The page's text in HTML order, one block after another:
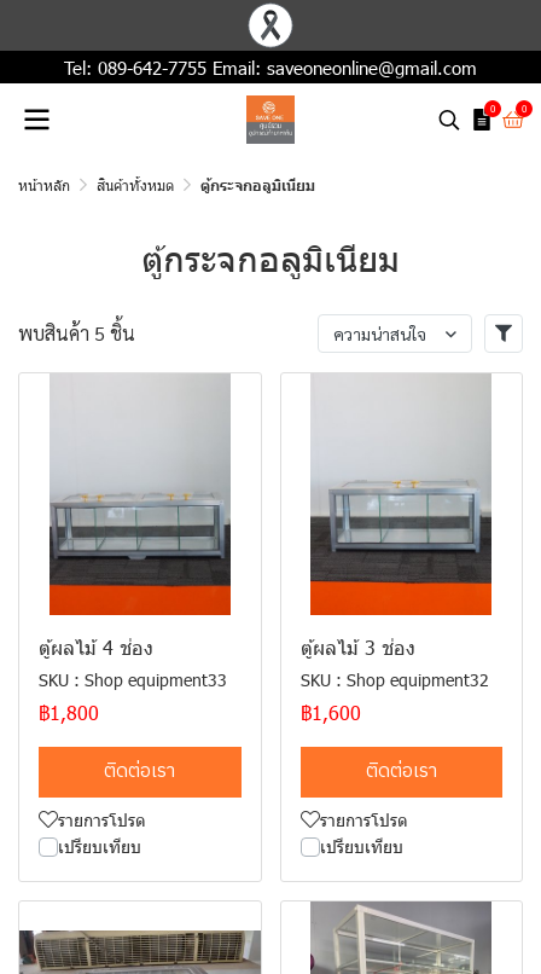
Tel: 089-642-7755 Email: saveoneonline@gmail.com
0 0
หน้าหลัก สินค้าทั้งหมด ตู้กระจกอลูมิเนียม
ตู้กระจกอลูมิเนียม
พบสินค้า 5 ชิ้น ความน่าสนใจ
ตู้ผลไม้ 4 ช่อง
SKU : Shop equipment33
฿1,800
ติดต่อเรา
รายการโปรด
เปรียบเทียบ
ตู้ผลไม้ 3 ช่อง
SKU : Shop equipment32
฿1,600
ติดต่อเรา
รายการโปรด
เปรียบเทียบ